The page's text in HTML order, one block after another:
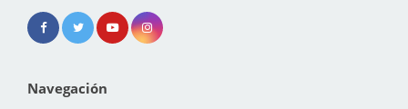
Navegación